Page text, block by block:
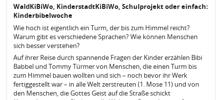
WaldKiBiWo, KinderstadtKiBiWo, Schulprojekt oder einfach:
Kinderbibelwoche
Wie hoch ist eigentlich ein Turm, der bis zum Himmel reicht?
Warum gibt es verschiedene Sprachen? Wie können Menschen
sich besser verstehen?
Auf ihrer Reise durch spannende Fragen der Kinder erzählen Bibi
Babbel und Tommy Türmer von Menschen, die einen Turm bis
zum Himmel bauen wollten und sich – noch bevor ihr Werk
fertiggestellt war – in alle Welt zerstreuten (1. Mose 11) und von
den Menschen, die Gottes Geist auf die Straße schickt